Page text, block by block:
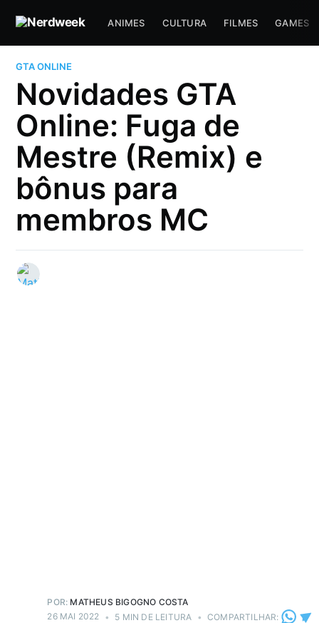
ANIMES CULTURA FILMES GAMES
GTA ONLINE
Novidades GTA
Online: Fuga de
Mestre (Remix) e
bônus para
membros MC
POR: MATHEUS BIGOGNO COSTA
26 MAI 2022 • 5 MIN DE LEITURA • COMPARTILHAR: